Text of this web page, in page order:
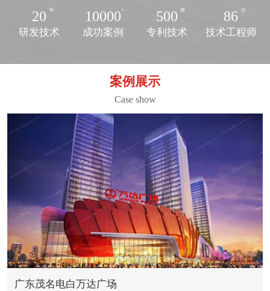
20
研发技术
10000
成功案例
500
专利技术
86
技术工程师
案例展示
Case show
广东茂名电白万达广场